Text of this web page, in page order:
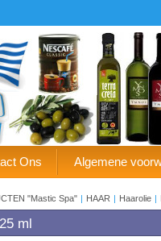
Ons Algemene
"Mastic Spa" | HAAR | Haarolie |
ml